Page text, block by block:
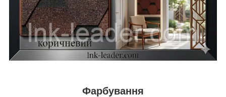
Фарбування